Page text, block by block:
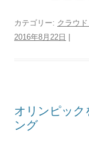
カテゴリー: クラウ
2016年8月22日
オリンピック
ング